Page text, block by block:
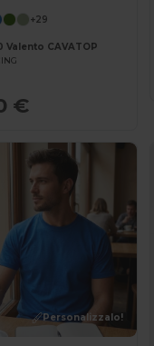
+29
Valento CAVATOP
€
Personalizzalo!